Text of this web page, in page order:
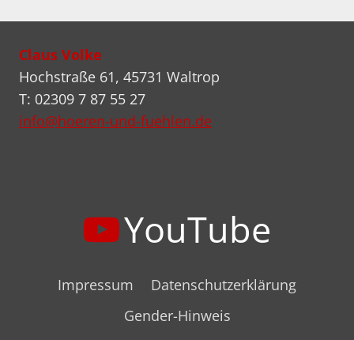
Claus Volke
Hochstraße 61, 45731 Waltrop
T: 02309 7 87 55 27
info@hoeren-und-fuehlen.de
YouTube
Impressum
Datenschutzerklärung
Gender-Hinweis